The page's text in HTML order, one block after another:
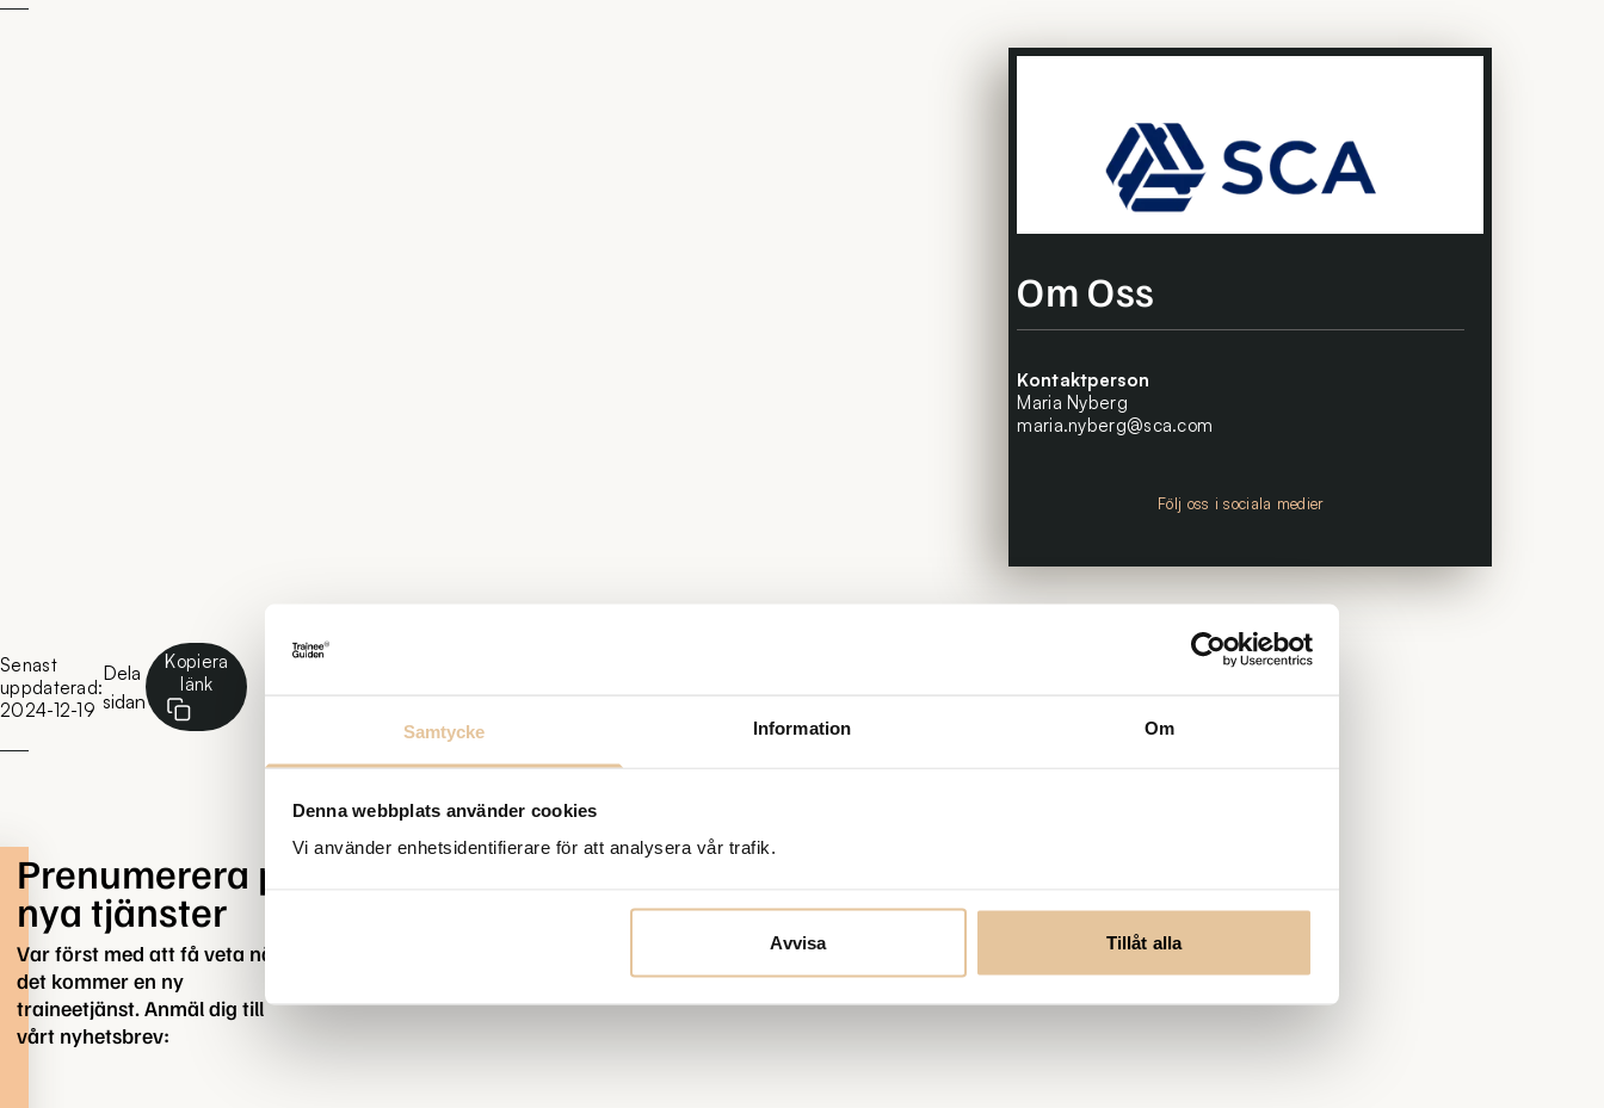
Samtycke Information Om
Denna webbplats använder cookies
Vi använder enhetsidentifierare för att analysera vår trafik.
Avvisa Tillåt alla
Om Oss
Kontaktperson
Maria Nyberg
maria.nyberg@sca.com
Följ oss i sociala medier
Senast
uppdaterad:
2024-12-19
Dela
sidan
Kopiera
länk
Prenumerera på
nya tjänster
Var först med att få veta när
det kommer en ny
traineetjänst. Anmäl dig till
vårt nyhetsbrev: